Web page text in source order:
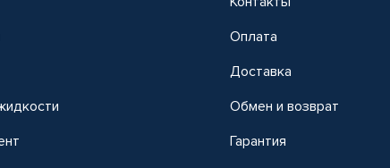
Оплата
Доставка
Обмен и возврат
Гарантия